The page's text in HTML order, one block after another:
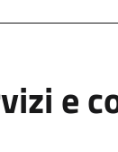
e